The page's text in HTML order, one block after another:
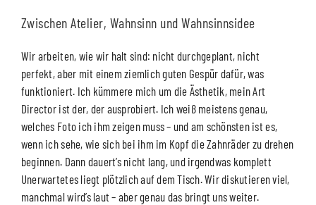
Zwischen Atelier, Wahnsinn und Wahnsinnsidee
Wir arbeiten, wie wir halt sind: nicht durchgeplant, nicht
perfekt, aber mit einem ziemlich guten Gespür dafür, was
funktioniert. Ich kümmere mich um die Ästhetik, mein Art
Director ist der, der ausprobiert. Ich weiß meistens genau,
welches Foto ich ihm zeigen muss – und am schönsten ist es,
wenn ich sehe, wie sich bei ihm im Kopf die Zahnräder zu drehen
beginnen. Dann dauert’s nicht lang, und irgendwas komplett
Unerwartetes liegt plötzlich auf dem Tisch. Wir diskutieren viel,
manchmal wird’s laut – aber genau das bringt uns weiter.